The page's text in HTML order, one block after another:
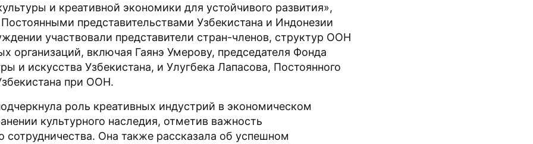
и креативной экономики для устойчивого развития»,
Постоянными представительствами Узбекистана и Индонезии
участвовали представители стран-членов, структур ООН
организаций, включая Гаянэ Умерову, председателя Фонда
и искусства Узбекистана, и Улугбека Лапасова, Постоянного
при ООН.
роль креативных индустрий в экономическом
культурного наследия, отметив важность
сотрудничества. Она также рассказала об успешном